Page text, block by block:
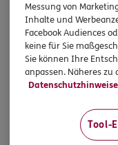
Messung von
Inhalte und
Facebook Audiences
keine für Sie
Sie können Ihre
anpassen. Näheres
Datenschutzhinweise
Tool-